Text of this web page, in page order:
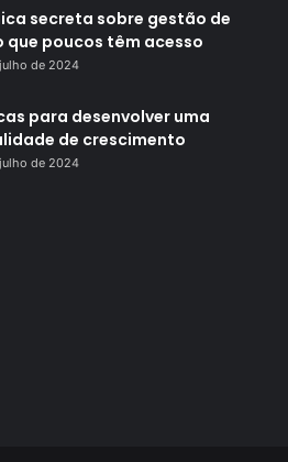
secreta sobre gestão de
que poucos têm acesso
de 2024
para desenvolver uma
de crescimento
de 2024